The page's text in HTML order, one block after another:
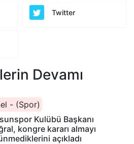
Twitter
Devamı
- (Spor)
Kulübü Başkanı
kongre kararı almayı
açıkladı